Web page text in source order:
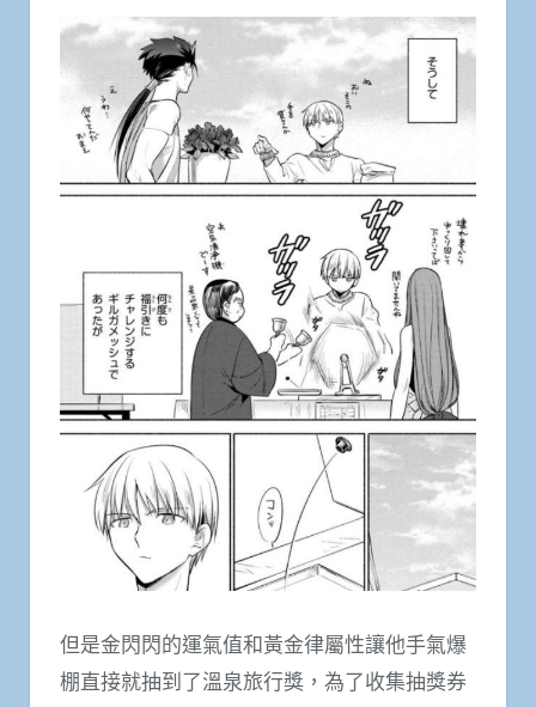
但是金閃閃的運氣值和黃金律屬性讓他手氣爆
棚直接就抽到了溫泉旅行獎，為了收集抽獎券